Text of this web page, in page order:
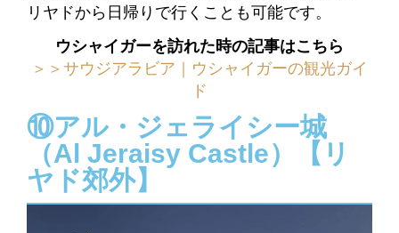
リヤドから日帰りで行くことも可能です。
ウシャイガーを訪れた時の記事はこちら
＞＞サウジアラビア｜ウシャイガーの観光ガイ
ド
⑩アル・ジェライシー城
（Al Jeraisy Castle）【リ
ヤド郊外】